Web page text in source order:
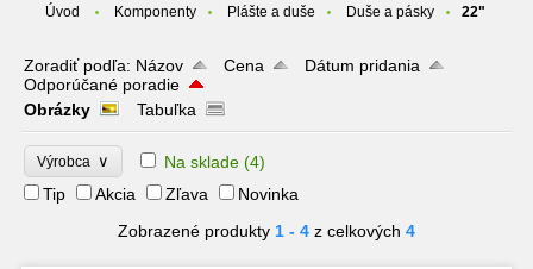
Úvod Komponenty Plášte a duše Duše a pásky 22"
Zoradiť podľa: Názov Cena
Dátum pridania
Odporúčané poradie
Obrázky
Tabuľka
Výrobca ∨ Na sklade (4)
Tip
Akcia Zľava
Novinka
Zobrazené produkty 1 - 4 z celkových 4